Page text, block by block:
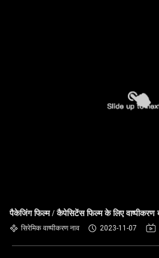
पैकेजिंग फिल्म / कैपेसिटेंस फिल्म के लिए वाष्पीकरण
सिरेमिक वाष्पीकरण नाव 2023-11-07